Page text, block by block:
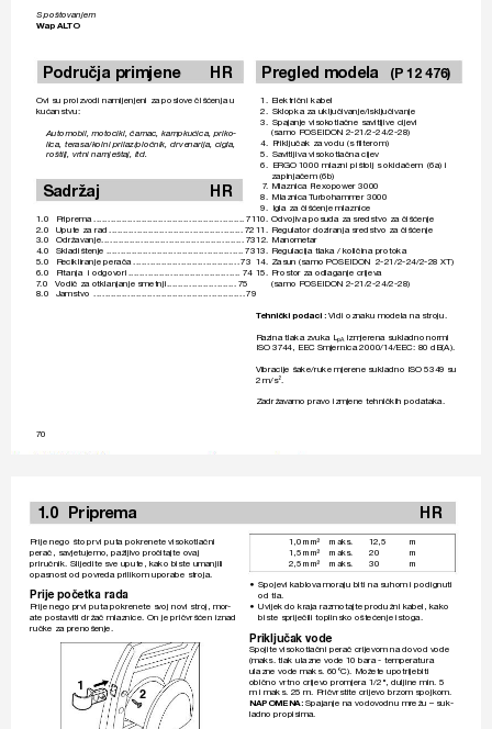
S poštovanjem
Wap ALTO
Područja primjene HR Pregled modela (P 12 476)
Ovi su proizvodi namijenjeni za poslove čišćenja u 1. Električni kabel
kućanstvu:
2. Sklopka za uključivanje/isključivanje
3.
Spajanje visokotlačne savitljive cijevi
Automobil, motocikl, čamac, kampkućica, priko- (samo POSEIDON 2-21/2-24/2-28)
lica, terasa/kolni prilaz/pločnik, drvenarija, cigla, 4. Priključak za vodu (s ﬁ lterom)
roštilj, vrtni namještaj, itd. 5. Savitljiva visokotlačna cijev
6.
ERGO 1000 mlazni pištolj s okidačem  (6a) i
zapinjačem (6b)
7. Mlaznica Flexopower 3000
Sadržaj HR 8. Mlaznica Turbohammer 3000
9.
Igla za čišćenje mlaznice
1.0 Priprema
7110. Odvojiva posuda za sredstvo za čišćenje
2.0
Upute za rad 72 11.
Regulator doziranja sredstvo za čišćenje
3.0 Održavanje ................................................... 73 12. Manometar
4.0 Skladištenje
7313.
Regulacija tlaka / količina protoka
5.0 Recikliranje perača 73 14.
Zasun (samo POSEIDON  2-21/2-24/2-28 XT)
6.0
Pitanja  i odgovori 74 15. Prostor za odlaganje crijeva
7.0 Vodič za otklanjanje smetnji 75
(samo POSEIDON 2-21/2-24/2-28)
8.0 Jamstvo ......................................................79
Tehnički podaci : Vidi oznaku modela na stroju.
Razina tlaka zvuka LpA izmjerena sukladno normi
ISO 3744, EEC Smjernica 2000/14/EEC: 80 dB(A).
Vibracije šake/ruke mjerene sukladno ISO 5349 su
2
2 m/s .
Zadržavamo pravo izmjene tehničkih podataka.
70
1.0 Priprema HR
Prije nego što prvi puta pokrenete visokotlačni 1,0 mm² maks. 12,5 m
perač, savjetujemo , pažljivo pročitajte ovaj 1,5 mm² maks. 20 m
priručnik. Slijedite sve upute, kako biste umanjili 2,5 mm² maks. 30 m
opasnost od povreda prilikom uporabe stroja.
• Spojevi kablova moraju biti na suhom i podignuti
Prije početka rada
od tla.
Prije nego prvi puta pokrenete svoj novi stroj, mor- • Uvijek do kraja razmotajte produžni kabel, kako
ate postaviti držač mlaznice. On je pričvršćen iznad
biste spriječili toplinsko oštećenje istoga.
ručke za prenošenje.
Priključak vode
Spojite visokotlačni perač crijevom na dovod vode
(maks. tlak ulazne vode 10 bara - temperatura
ulazne vode maks. 60°C). Možete upotrijebiti
obično vrtno crijevo promjera 1/2", duljine min. 5
1
m i maks. 25 m. Pričvrstite crijevo brzom spojkom.
2
NAPOMENA: Spajanje na vodovodnu mrežu – suk-
ladno propisima.